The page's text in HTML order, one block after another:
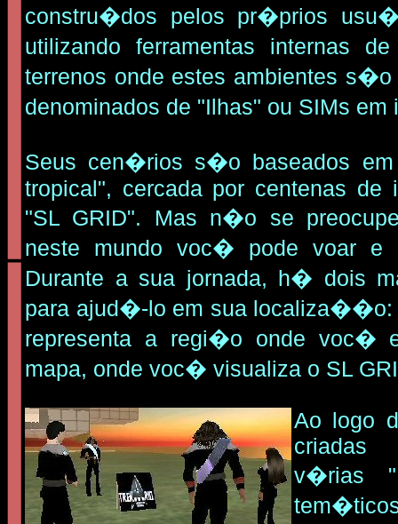
constru�dos pelos pr�prios
utilizando ferramentas internas
terrenos onde estes ambientes
denominados de "Ilhas" ou SIMs
Seus cen�rios s�o baseados
tropical", cercada por centenas de
"SL GRID". Mas n�o se
neste mundo voc� pode voar e
Durante a sua jornada, h� dois
para ajud�-lo em sua localiza��o:
representa a regi�o onde
mapa, onde voc� visualiza o SL
Ao logo
criadas
v�rias